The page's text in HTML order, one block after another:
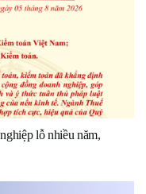
lỗ nhiều năm,